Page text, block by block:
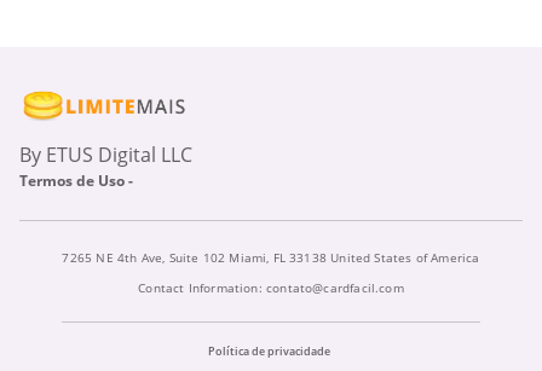
By ETUS Digital LLC
Termos de Uso -
7265 NE 4th Ave, Suite 102 Miami, FL 33138 United States of America
Contact Information: contato@cardfacil.com
Política de privacidade